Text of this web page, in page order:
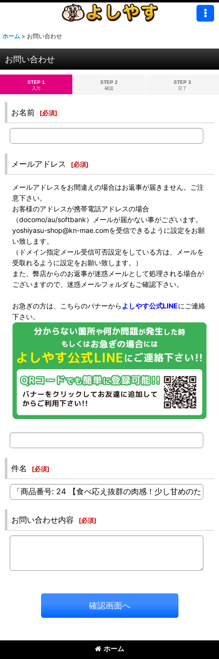
ホーム > お問い合わせ
お問い合わせ
STEP 1
入力
STEP 2
確認
STEP 3
完了
お名前 [必須]
メールアドレス [必須]
メールアドレスをお間違えの場合はお返事が届きません。ご注
意下さい。
お客様のアドレスが携帯電話アドレスの場合
（docomo/au/softbank）メールが届かない事がございます。
yoshiyasu-shop@kn-mae.comを受信できるように設定をお願
い致します。
（ドメイン指定メール受信可否設定をしている方は、メールを
受取れるように設定をお願い致します。）
また、弊店からのお返事が迷惑メールとして処理される場合が
ございますので、迷惑メールフォルダもご確認下さい。
お急ぎの方は、こちらのバナーから よしやす公式LINEにご連絡
下さい。
件名 [必須]
お問い合わせ内容 [必須]
確認画面へ
ホーム